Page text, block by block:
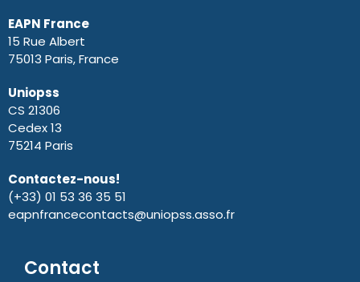
EAPN France
15 Rue Albert
75013 Paris, France
Uniopss
CS 21306
Cedex 13
75214 Paris
Contactez-nous!
(+33) 01 53 36 35 51
eapnfrancecontacts@uniopss.asso.fr
Contact